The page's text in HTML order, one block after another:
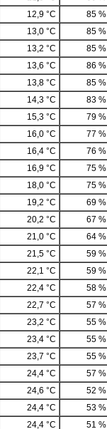
12,9 °C
85 %
13,0 °C
85 %
13,2 °C
85 %
13,6 °C
86 %
13,8 °C
85 %
14,3 °C
83 %
15,3 °C
79 %
16,0 °C
77 %
16,4 °C
76 %
16,9 °C
75 %
18,0 °C
75 %
19,2 °C
69 %
20,2 °C
67 %
21,0 °C
64 %
21,5 °C
59 %
22,1 °C
59 %
22,4 °C
58 %
22,7 °C
57 %
23,2 °C
55 %
23,4 °C
55 %
23,7 °C
55 %
24,4 °C
57 %
24,6 °C
52 %
24,4 °C
53 %
24,4 °C
51 %